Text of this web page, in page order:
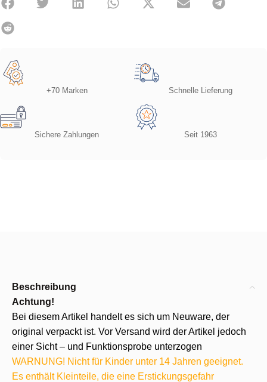
+70 Marken Schnelle Lieferung
Sichere Zahlungen Seit 1963
Beschreibung
Achtung!
Bei diesem Artikel handelt es sich um Neuware, der
original verpackt ist. Vor Versand wird der Artikel jedoch
einer Sicht – und Funktionsprobe unterzogen
WARNUNG! Nicht für Kinder unter 14 Jahren geeignet.
Es enthält Kleinteile, die eine Erstickungsgefahr